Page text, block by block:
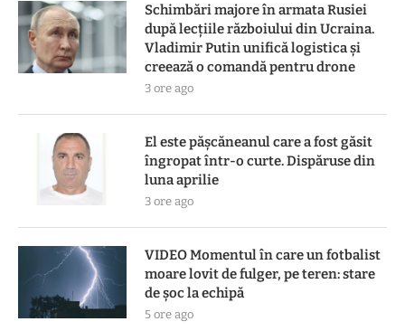
Schimbări majore în armata Rusiei
după lecțiile războiului din Ucraina.
Vladimir Putin unifică logistica și
creează o comandă pentru drone
3 ore ago
El este pășcăneanul care a fost găsit
îngropat într-o curte. Dispăruse din
luna aprilie
3 ore ago
VIDEO Momentul în care un fotbalist
moare lovit de fulger, pe teren: stare
de șoc la echipă
5 ore ago